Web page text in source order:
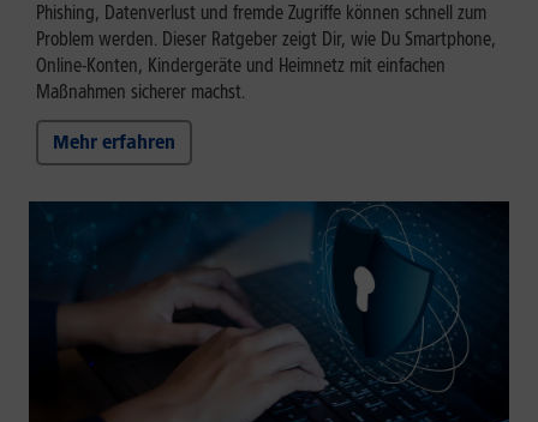
Phishing, Datenverlust und fremde Zugriffe können schnell zum
Problem werden. Dieser Ratgeber zeigt Dir, wie Du Smartphone,
Online-Konten, Kindergeräte und Heimnetz mit einfachen
Maßnahmen sicherer machst.
Mehr erfahren